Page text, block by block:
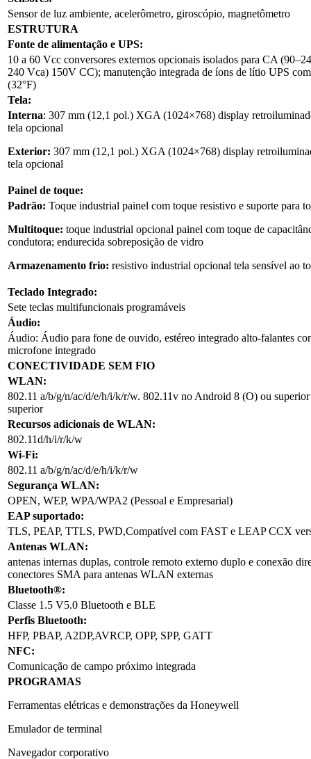
Sensor de luz ambiente, acelerômetro, giroscópio, magnetômetro
ESTRUTURA
Fonte de alimentação e UPS:
10 a 60 Vcc conversores externos opcionais isolados para CA
240 Vca) 150V CC); manutenção integrada de íons de lítio UPS
(32°F)
Tela:
Interna: 307 mm (12,1 pol.) XGA (1024×768) display
tela opcional
Exterior: 307 mm (12,1 pol.) XGA (1024×768) display
tela opcional
Painel de toque:
Padrão: Toque industrial painel com toque resistivo e suporte para
Multitoque: toque industrial opcional painel com toque de
condutora; endurecida sobreposição de vidro
Armazenamento frio: resistivo industrial opcional tela sensível ao
Teclado Integrado:
Sete teclas multifuncionais programáveis
Áudio:
Áudio: Áudio para fone de ouvido, estéreo integrado alto-falantes
microfone integrado
CONECTIVIDADE SEM FIO
WLAN:
802.11 a/b/g/n/ac/d/e/h/i/k/r/w. 802.11v no Android 8 (O) ou
superior
Recursos adicionais de WLAN:
802.11d/h/i/r/k/w
Wi-Fi:
802.11 a/b/g/n/ac/d/e/h/i/k/r/w
Segurança WLAN:
OPEN, WEP, WPA/WPA2 (Pessoal e Empresarial)
EAP suportado:
TLS, PEAP, TTLS, PWD,Compatível com FAST e LEAP CCX
Antenas WLAN:
antenas internas duplas, controle remoto externo duplo e conexão
conectores SMA para antenas WLAN externas
Bluetooth®:
Classe 1.5 V5.0 Bluetooth e BLE
Perfis Bluetooth:
HFP, PBAP, A2DP,AVRCP, OPP, SPP, GATT
NFC:
Comunicação de campo próximo integrada
PROGRAMAS
Ferramentas elétricas e demonstrações da Honeywell
Emulador de terminal
Navegador corporativo